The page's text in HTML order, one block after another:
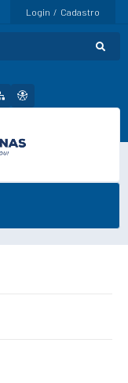
Login / Cadastro